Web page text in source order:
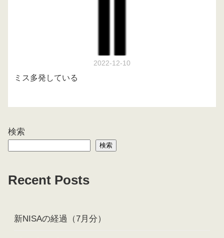
2022-12-10
ミス多発している
検索
検索
Recent Posts
新NISAの経過（7月分）